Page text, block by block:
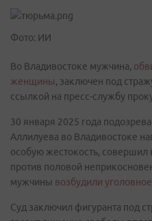
Фото: ИИ
Во Владивостоке мужчина,
женщины, заключен под
ссылкой на пресс-службу
30 января 2025 года
Аллилуева во Владивостоке
особую жестокость, совершил
против половой
мужчины возбудили
Суд заключил фигуранта под